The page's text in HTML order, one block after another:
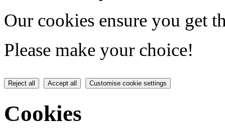
Our cookies ensure you get
Please make your choice!
Reject all Accept all Customise cookie settings
Cookies